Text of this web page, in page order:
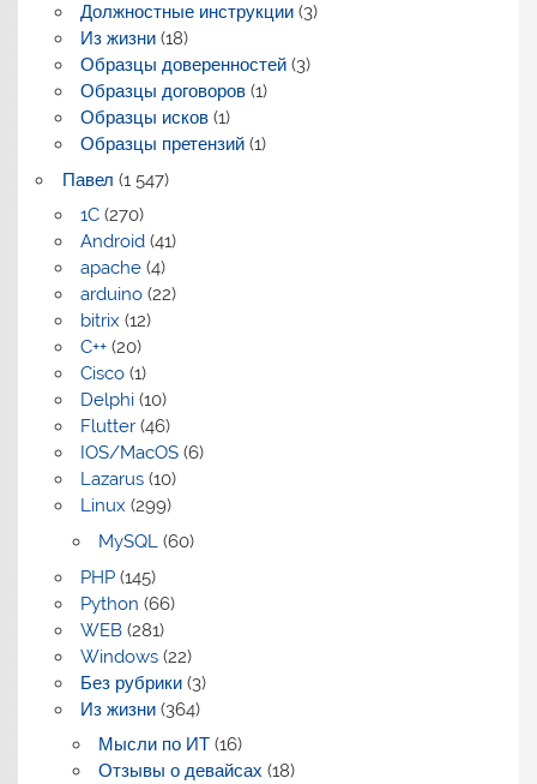
Должностные инструкции(3)
Из жизни(18)
Образцы доверенностей(3)
Образцы договоров(1)
Образцы исков(1)
Образцы претензий(1)
Павел (1 547)
1C(270)
Android(41)
apache(4)
arduino(22)
bitrix (12)
C++(20)
Cisco(1)
Delphi(10)
Flutter(46)
IOS/MacOS(6)
Lazarus(10)
Linux (299)
MySQL(60)
PHP(145)
Python (66)
WEB(281)
Windows(22)
Без рубрики(3)
Из жизни(364)
Мысли по ИТ(16)
Отзывы о девайсах (18)